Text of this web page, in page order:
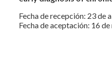
Fecha de recepción: 23 de
Fecha de aceptación: 16